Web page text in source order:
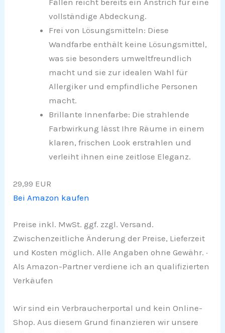
Fällen reicht bereits ein Anstrich für eine
vollständige Abdeckung.
Frei von Lösungsmitteln: Diese
Wandfarbe enthält keine Lösungsmittel,
was sie besonders umweltfreundlich
macht und sie zur idealen Wahl für
Allergiker und empfindliche Personen
macht.
Brillante Innenfarbe: Die strahlende
Farbwirkung lässt Ihre Räume in einem
klaren, frischen Look erstrahlen und
verleiht ihnen eine zeitlose Eleganz.
29,99 EUR
Bei Amazon kaufen
Preise inkl. MwSt. ggf. zzgl. Versand.
Zwischenzeitliche Änderung der Preise, Lieferzeit
und Kosten möglich. Alle Angaben ohne Gewähr. ·
Als Amazon-Partner verdiene ich an qualifizierten
Verkäufen
Wir sind ein Verbraucherportal und kein Online-
Shop. Aus diesem Grund finanzieren wir unsere